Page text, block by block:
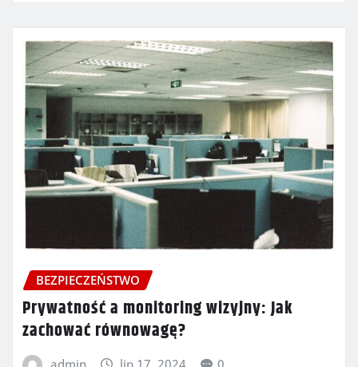
BEZPIECZEŃSTWO
Prywatność a monitoring wizyjny: Jak
zachować równowagę?